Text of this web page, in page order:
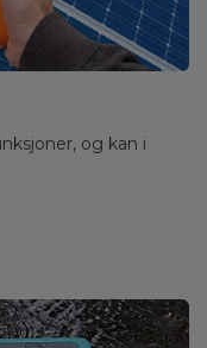
og kan i